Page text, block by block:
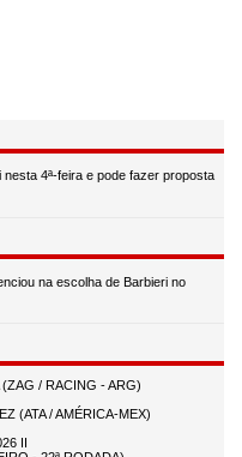
4ª-feira e pode fazer proposta
na escolha de Barbieri no